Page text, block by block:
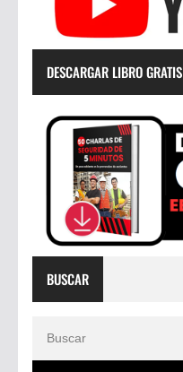
DESCARGAR LIBRO GRATIS
BUSCAR